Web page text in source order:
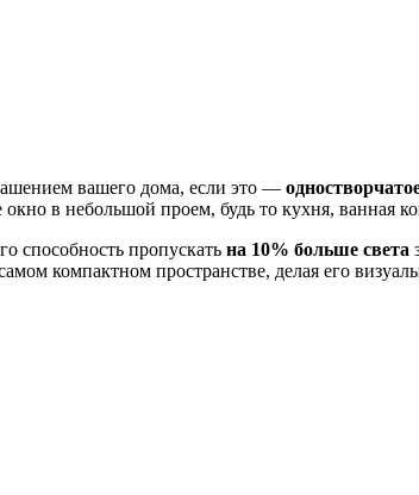
вашего дома, если это —
окно в небольшой проем, будь то кухня, ванная
способность пропускать на 10% больше света
компактном пространстве, делая его